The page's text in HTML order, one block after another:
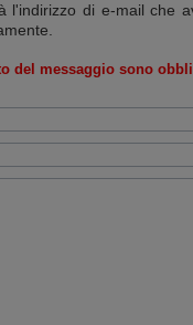
l'indirizzo di e-mail che
del messaggio sono